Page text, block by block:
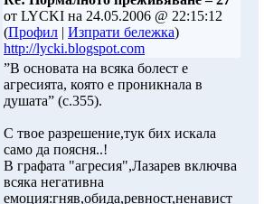
от LYCKI на 24.05.2006 @ 22:15:12
(Профил | Изпрати бележка)
http://lycki.blogspot.com
”В основата на всяка болест е
агресията, която е проникнала в
душата” (с.355).
С твое разрешение,тук бих искала
само да поясня..!
В графата "агресия",Лазарев включва
всяка негативна
емоция:гняв,обида,ревност,ненавист